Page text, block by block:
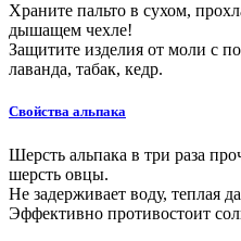
Храните пальто в сухом,
дышащем чехле!
Защитите изделия от моли с
лаванда, табак, кедр.
Свойства альпака
Шерсть альпака в три раза
шерсть овцы.
Не задерживает воду, теплая
Эффективно противостоит